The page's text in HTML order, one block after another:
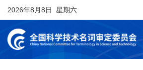
2026年8月8日 星期六